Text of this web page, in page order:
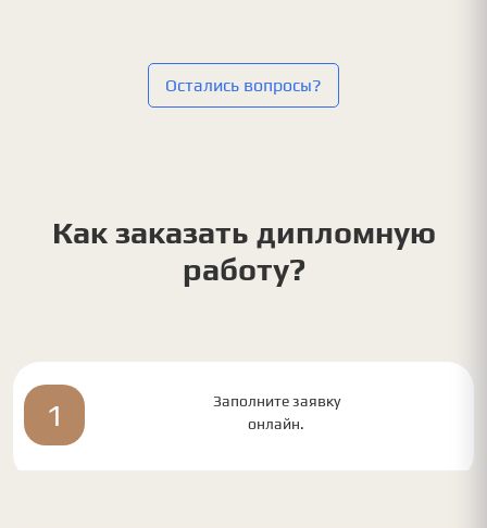
Остались вопросы?
Как заказать дипломную
работу?
1
Заполните заявку
онлайн.